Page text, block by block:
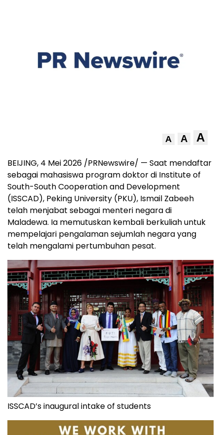
A A A
BEIJING, 4 Mei 2026 /PRNewswire/ — Saat mendaftar
sebagai mahasiswa program doktor di Institute of
South-South Cooperation and Development
(ISSCAD), Peking University (PKU), Ismail Zabeeh
telah menjabat sebagai menteri negara di
Maladewa. Ia memutuskan kembali berkuliah untuk
mempelajari pengalaman sejumlah negara yang
telah mengalami pertumbuhan pesat.
ISSCAD’s inaugural intake of students